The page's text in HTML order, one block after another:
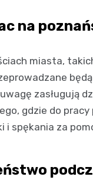
na
miasta,
zasługują
gdzie do
i spękania za